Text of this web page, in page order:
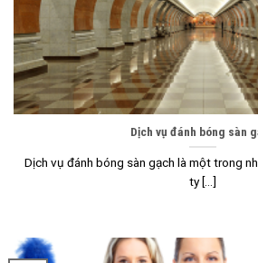
Dịch vụ đánh bóng sàn
Dịch vụ đánh bóng sàn gạch là một trong
ty [...]